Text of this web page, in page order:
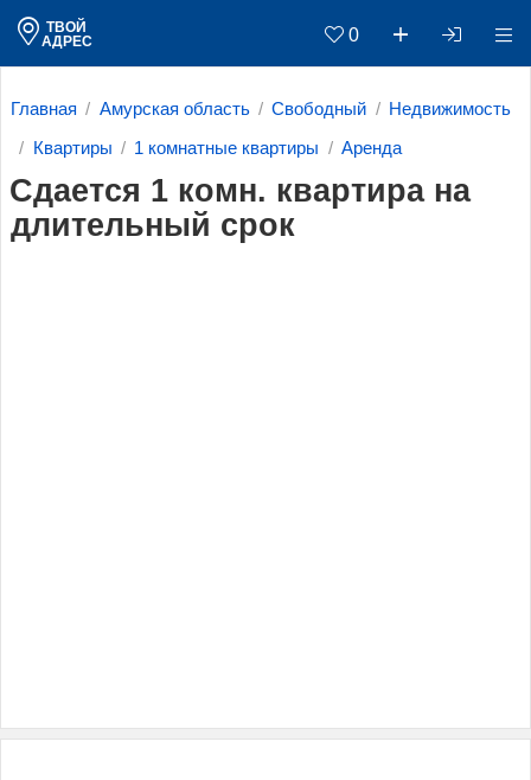
ТВОЙ
АДРЕС
0
Главная Амурская область Свободный Недвижимость
Квартиры 1 комнатные квартиры Аренда
Сдается 1 комн. квартира на
длительный срок